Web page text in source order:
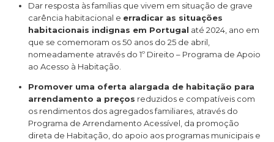
Dar resposta às famílias que vivem em situação de grave
carência habitacional e erradicar as situações
habitacionais indignas em Portugal até 2024, ano em
que se comemoram os 50 anos do ‪25 de abril,
nomeadamente através do 1º Direito – Programa de Apoio
ao Acesso à Habitação.‬
Promover uma oferta alargada de habitação para
arrendamento a preços reduzidos e compatíveis com
os rendimentos dos agregados familiares, através do
Programa de Arrendamento Acessível, da promoção
direta de Habitação, do apoio aos programas municipais e